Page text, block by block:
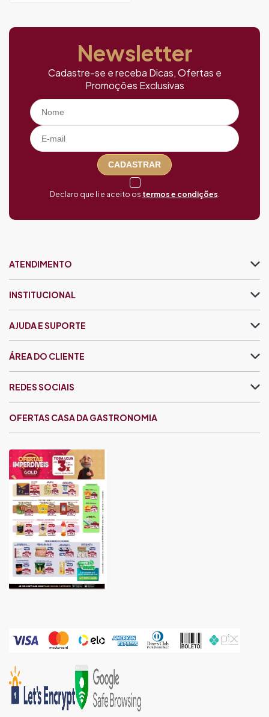
Newsletter
Cadastre-se e receba Dicas, Ofertas e
Promoções Exclusivas
CADASTRAR
Declaro que li e aceito os termos e condições
ATENDIMENTO
INSTITUCIONAL
AJUDA E SUPORTE
ÁREA DO CLIENTE
OFERTAS CASA DA GASTRONOMIA
REDES SOCIAIS